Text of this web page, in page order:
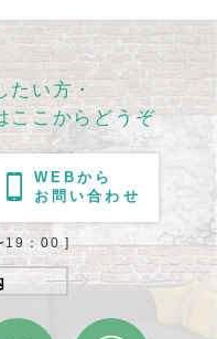
たい方・
ここからどうぞ
WEBから
お問い合わせ
19：00 ]